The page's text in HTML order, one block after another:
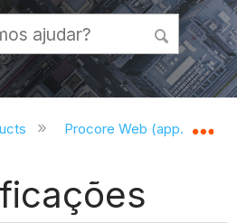
hierarquia
Procore Web